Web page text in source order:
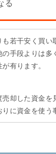
る
も若干安く買い
の手段よりは多
有ります。
売却した資金を
りに資金を使う